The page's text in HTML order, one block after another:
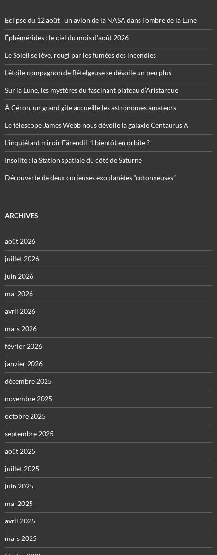
Éclipse du 12 août : un avion de la NASA dans l’ombre de la Lune
Éphémérides : le ciel du mois d’août 2026
Le Soleil se lève, rougi par les fumées des incendies
L’étoile compagnon de Bételgeuse se dévoile un peu plus
Sur la Lune, les mystères du fascinant plateau d’Aristarque
À Céron, un grand gîte accueille les astronomes amateurs
Le télescope James Webb nous dévoile la galaxie Centaurus A
L’inquiétant miroir Eärendil-1 bientôt en orbite ?
Insolite : la Station spatiale du côté de Saturne
Découverte de deux curieuses exoplanètes “cotonneuses”
ARCHIVES
août 2026
juillet 2026
juin 2026
mai 2026
avril 2026
mars 2026
février 2026
janvier 2026
décembre 2025
novembre 2025
octobre 2025
septembre 2025
août 2025
juillet 2025
juin 2025
mai 2025
avril 2025
mars 2025